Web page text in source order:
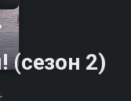
(сезон 2)